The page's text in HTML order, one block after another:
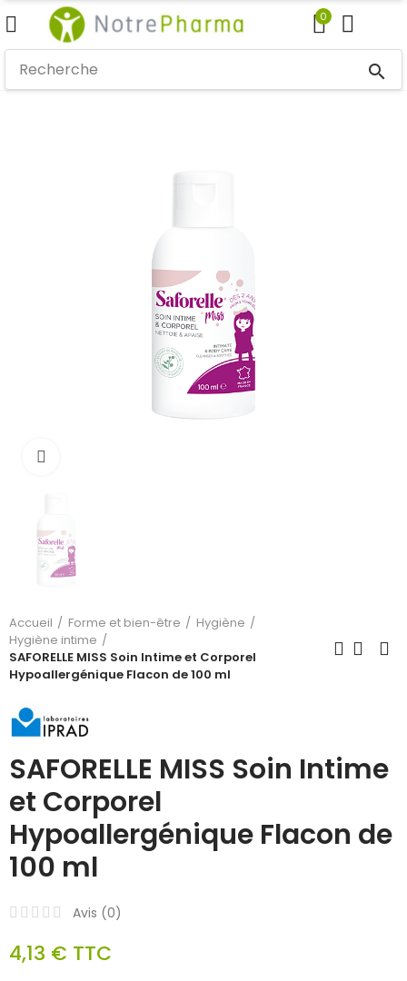
0
search
Accueil Forme et bien-être
Hygiène
Hygiène intime
SAFORELLE MISS Soin Intime et Corporel
Hypoallergénique Flacon de 100 ml
SAFORELLE MISS Soin Intime
et Corporel
Hypoallergénique Flacon de
100 ml
Avis (0)
4,13 € TTC